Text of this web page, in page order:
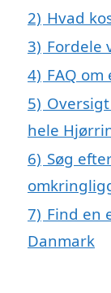
2) Hvad
3) Fordele
4) FAQ
5)
hele
6) Søg
7) Find en
Danmark